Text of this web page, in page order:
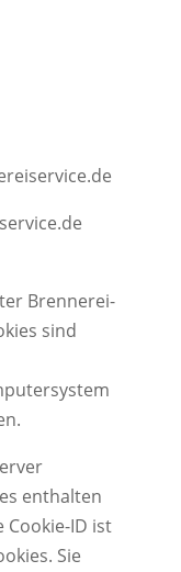
Brennerei-
sind
enthalten
Cookie-ID ist
Sie